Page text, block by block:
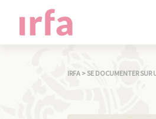
IRFA >SE DOCUMENTER SUR